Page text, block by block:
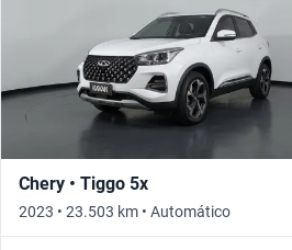
Chery • Tiggo 5x
2023 • 23.503 km • Automático